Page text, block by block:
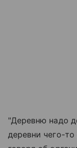
"Деревню надо
деревни чего-